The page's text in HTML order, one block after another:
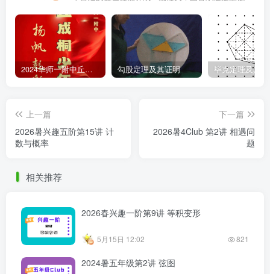
2024华师一附中丘班游园考试真题 勾股定理及其证明 毕克定理及其
上一篇
2026暑兴趣五阶第15讲 计
数与概率
下一篇
2026暑4Club 第2讲 相遇问
题
相关推荐
2026春兴趣一阶第9讲 等积变形
5月15日 12:02 821
2024暑五年级第2讲 弦图